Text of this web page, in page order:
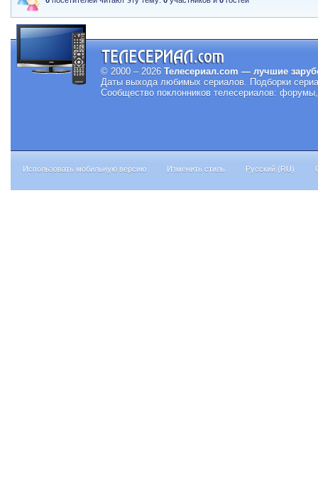
© 2000 – 2026 Телесериал.com — лучшие
Даты выхода любимых сериалов. Подборки
Сообщество поклонников телесериалов:
Использовать мобильную версию Изменить стиль Русский (RU)